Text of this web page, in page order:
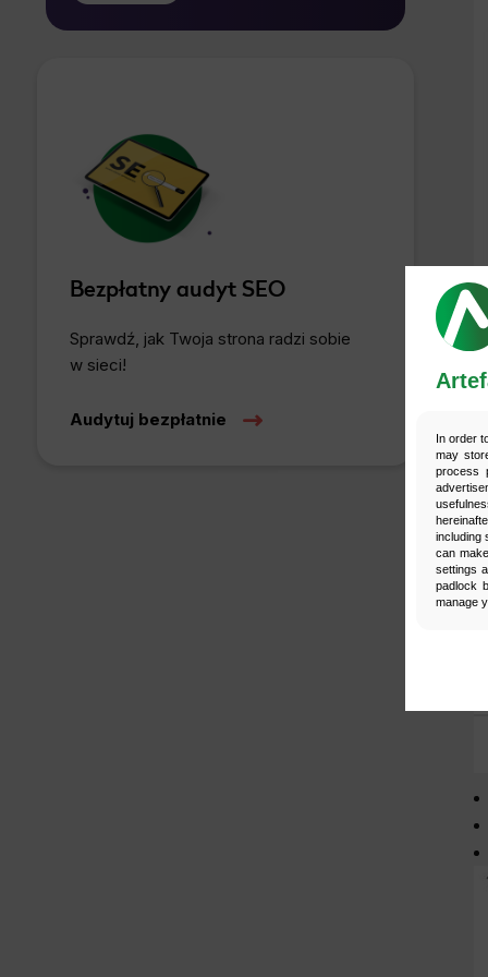
In order
may
process
including
can
settings
padlock
manage
secure
For
bez wpływu na zgodność z prawem
przetwarzania, którego dokonano na
Bezpłatny audyt SEO
Sprawdź, jak Twoja strona radzi sobie
w sieci!
Audytuj bezpłatnie